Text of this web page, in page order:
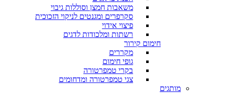
משאבות חמצן וסוללות גיבוי
סקרפרים ומגנטים לניקוי הזכוכית
פיצוי אידוי
רשתות ומלכודות לדגים
חימום קירור
מקררים
גופי חימום
בקרי טמפרטורה
צגי טמפרטורה ומדחומים
מותגים